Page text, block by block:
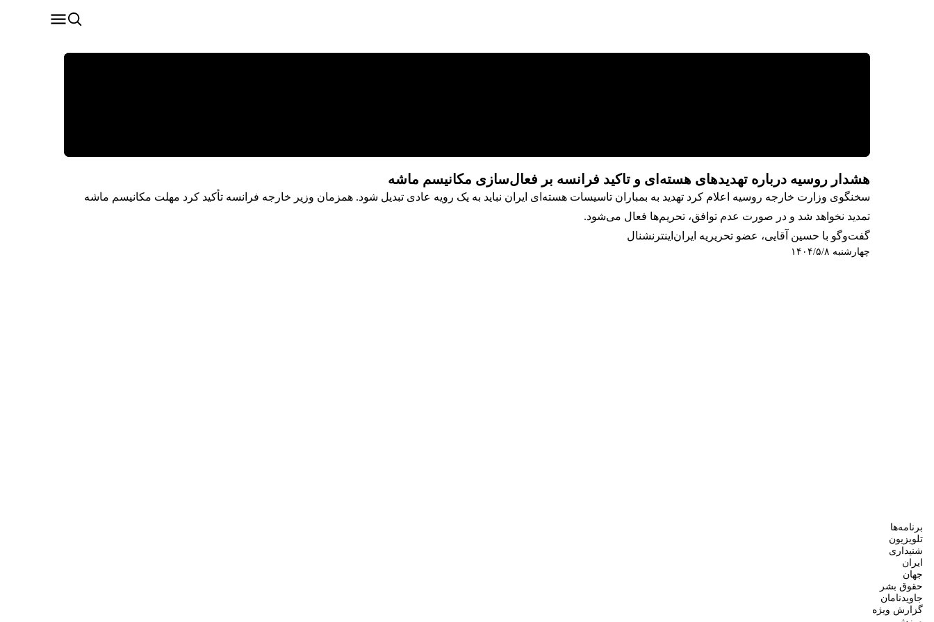
هشدار روسیه درباره تهدیدهای هسته‌ای و تاکید فرانسه بر فعال‌سازی مکانیسم ماشه
سخنگوی وزارت خارجه روسیه اعلام کرد تهدید به بمباران تاسیسات هسته‌ای ایران نباید به یک رویه عادی تبدیل شود. همزمان وزیر خارجه فرانسه تأکید کرد مهلت مکانیسم ماشه
تمدید نخواهد شد و در صورت عدم توافق، تحریم‌ها فعال می‌شود.
گفت‌‌وگو با حسین آقایی، عضو تحریریه ایران‌اینترنشنال
چهارشنبه ۱۴۰۴/۵/۸
برنامه‌ها
تلویزیون
شنیداری
ایران
جهان
حقوق بشر
جاویدنامان
گزارش ویژه